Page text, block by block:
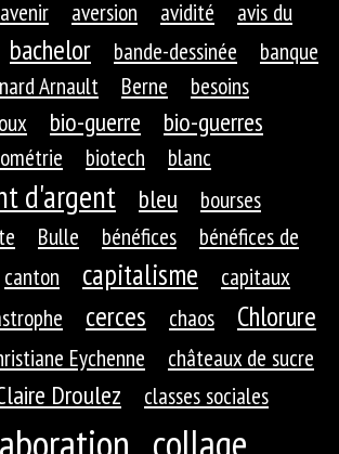
avenir aversion avidité
avis du
bachelor bande-dessinée
banque
Arnault Berne besoins
bio-guerre bio-guerres
biotech blanc
d'argent bleu
bourses
Bulle bénéfices
bénéfices de
canton capitalisme
capitaux
cerces chaos
Chlorure
Eychenne
châteaux de sucre
Droulez
classes sociales